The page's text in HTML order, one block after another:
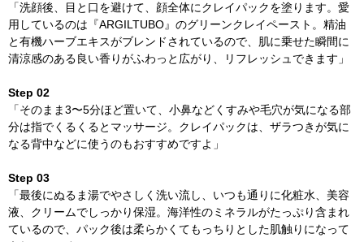
「洗顔後、目と口を避けて、顔全体にクレイパックを塗ります。愛
用しているのは『ARGILTUBO』のグリーンクレイペースト。精油
と有機ハーブエキスがブレンドされているので、肌に乗せた瞬間に
清涼感のある良い香りがふわっと広がり、リフレッシュできます」
Step 02
「そのまま3〜5分ほど置いて、小鼻などくすみや毛穴が気になる部
分は指でくるくるとマッサージ。クレイパックは、ザラつきが気に
なる背中などに使うのもおすすめですよ」
Step 03
「最後にぬるま湯でやさしく洗い流し、いつも通りに化粧水、美容
液、クリームでしっかり保湿。海洋性のミネラルがたっぷり含まれ
ているので、パック後は柔らかくてもっちりとした肌触りになって